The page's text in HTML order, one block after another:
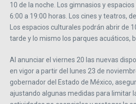
10 de la noche. Los gimnasios y
6:00 a 19:00 horas. Los cines y teatros,
Los espacios culturales podrán abrir de
tarde y lo mismo los parques acuáticos,
Al anunciar el viernes 20 las nuevas
en vigor a partir del lunes 23 de
gobernador del Estado de México,
ajustando algunas medidas para limitar